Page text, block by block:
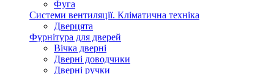
Фуга
Системи вентиляції. Кліматична техніка
Дверцята
Фурнітура для дверей
Вічка дверні
Дверні доводчики
Дверні ручки